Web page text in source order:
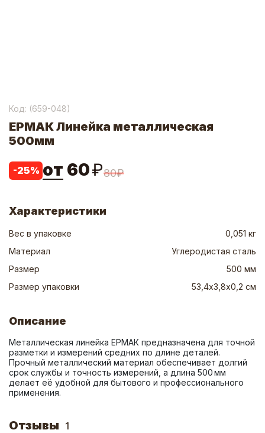
Код: (659-048)
ЕРМАК Линейка металлическая
500мм
-25% от 60₽80₽
Характеристики
Вес в упаковке
0,051 кг
Материал
Углеродистая сталь
Размер
500 мм
Размер упаковки
53,4х3,8х0,2 см
Описание
Металлическая линейка ЕРМАК предназначена для точной
разметки и измерений средних по длине деталей.
Прочный металлический материал обеспечивает долгий
срок службы и точность измерений, а длина 500 мм
делает её удобной для бытового и профессионального
применения.
Отзывы 1